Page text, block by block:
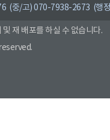
(중/고) 070-7938-2673 (행
재 배포를 하실 수 없습니다.